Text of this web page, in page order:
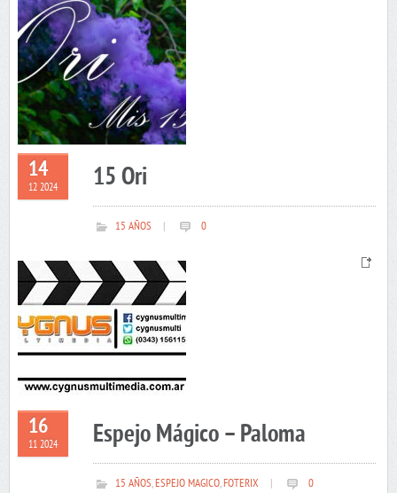
14
12 2024 15 Ori
15 AÑOS 0
16
11 2024 Espejo Mágico – Paloma
15 AÑOS,ESPEJO MAGICO,FOTERIX 0